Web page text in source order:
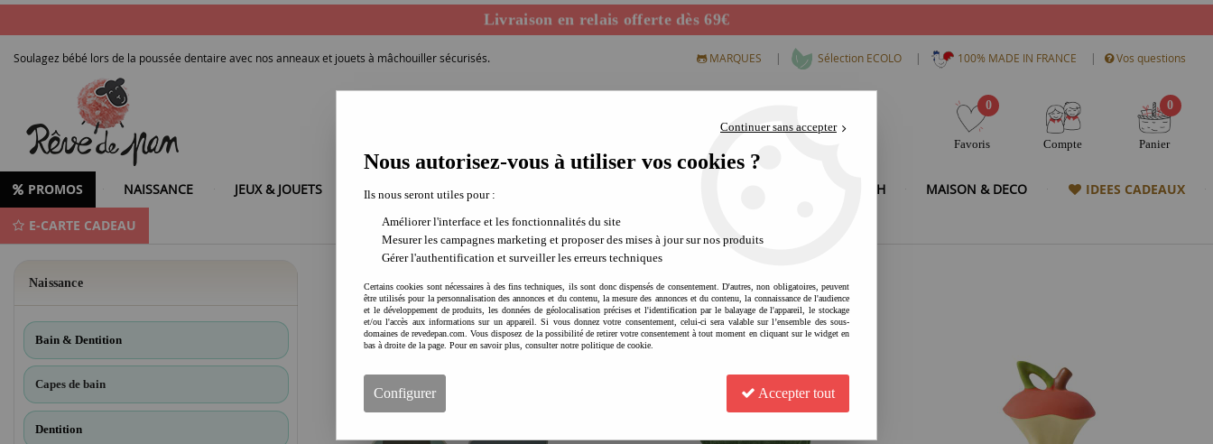
Livraison en relais offerte dès 69€
Soulagez bébé lors de la poussée dentaire avec nos anneaux et jouets à mâchouiller sécurisés. MARQUES | Sélection ECOLO | 100% MADE IN FRANCE | Vos questions
0
Favoris Compte
0
Panier
PROMOS NAISSANCE JEUX & JOUETS LOISIRS CREATIFS MODE & HIGH TECH MAISON & DECO IDEES CADEAUX
E-CARTE CADEAU
Accessoires de dentition pour bébé - Anneaux, jouets à mâchouiller et solutions pour soulager
Naissance
Bain & Dentition
Capes de bain
Dentition
Continuer sans accepter
Nous autorisez-vous à utiliser vos cookies ?
Ils nous seront utiles pour :
Améliorer l'interface et les fonctionnalités du site
Mesurer les campagnes marketing et proposer des mises à jour sur nos produits
Gérer l'authentification et surveiller les erreurs techniques
Certains cookies sont nécessaires à des fins techniques, ils sont donc dispensés de consentement. D'autres, non obligatoires, peuvent
être utilisés pour la personnalisation des annonces et du contenu, la mesure des annonces et du contenu, la connaissance de l'audience
et le développement de produits, les données de géolocalisation précises et l'identification par le balayage de l'appareil, le stockage
et/ou l'accès aux informations sur un appareil. Si vous donnez votre consentement, celui-ci sera valable sur l’ensemble des sous-
domaines de revedepan.com. Vous disposez de la possibilité de retirer votre consentement à tout moment en cliquant sur le widget en
bas à droite de la page. Pour en savoir plus, consulter notre politique de cookie.
Configurer Accepter tout